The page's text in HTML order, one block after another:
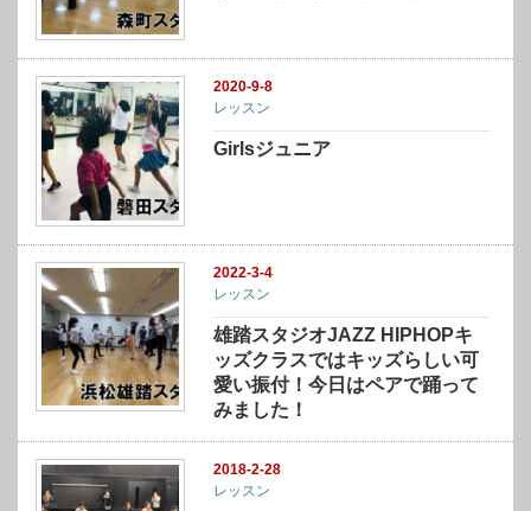
2020-9-8
レッスン
Girlsジュニア
2022-3-4
レッスン
雄踏スタジオJAZZ HIPHOPキ
ッズクラスではキッズらしい可
愛い振付！今日はペアで踊って
みました！
2018-2-28
レッスン